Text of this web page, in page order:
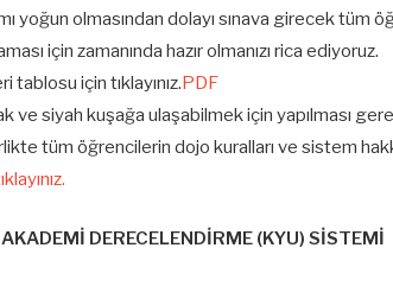
yoğun olmasından dolayı sınava girecek
için zamanında hazır olmanızı rica ediyoruz.
tablosu için tıklayınız.PDF
ve siyah kuşağa ulaşabilmek için yapılması
tüm öğrencilerin dojo kuralları ve sistem
DERECELENDİRME (KYU) SİSTEMİ